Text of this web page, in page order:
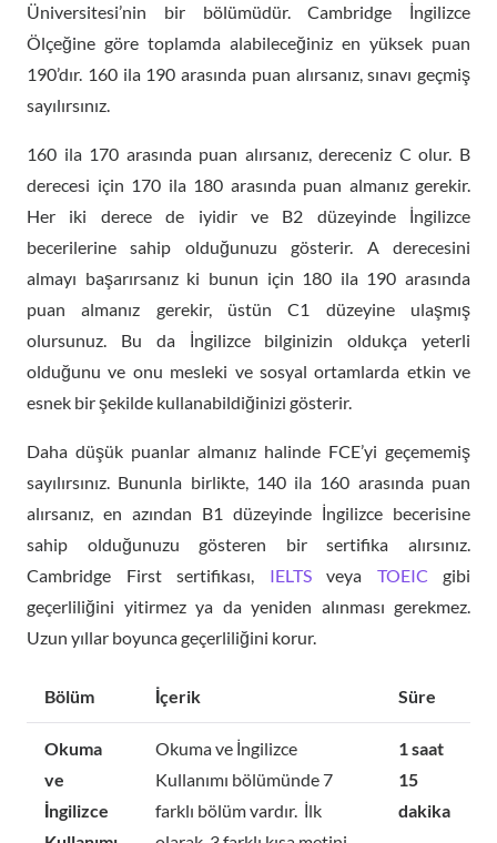
Üniversitesi’nin bir bölümüdür. Cambridge İngilizce
Ölçeğine göre toplamda alabileceğiniz en yüksek puan
190’dır. 160 ila 190 arasında puan alırsanız, sınavı geçmiş
sayılırsınız.
160 ila 170 arasında puan alırsanız, dereceniz C olur. B
derecesi için 170 ila 180 arasında puan almanız gerekir.
Her iki derece de iyidir ve B2 düzeyinde İngilizce
becerilerine sahip olduğunuzu gösterir. A derecesini
almayı başarırsanız ki bunun için 180 ila 190 arasında
puan almanız gerekir, üstün C1 düzeyine ulaşmış
olursunuz. Bu da İngilizce bilginizin oldukça yeterli
olduğunu ve onu mesleki ve sosyal ortamlarda etkin ve
esnek bir şekilde kullanabildiğinizi gösterir.
Daha düşük puanlar almanız halinde FCE’yi geçememiş
sayılırsınız. Bununla birlikte, 140 ila 160 arasında puan
alırsanız, en azından B1 düzeyinde İngilizce becerisine
sahip olduğunuzu gösteren bir sertifika alırsınız.
Cambridge First sertifikası, IELTSveya TOEIC gibi
geçerliliğini yitirmez ya da yeniden alınması gerekmez.
Uzun yıllar boyunca geçerliliğini korur.
Bölüm İçerik Süre
Okuma
ve
İngilizce
Okuma ve İngilizce
Kullanımı bölümünde 7
farklı bölüm vardır. İlk
1 saat
15
dakika